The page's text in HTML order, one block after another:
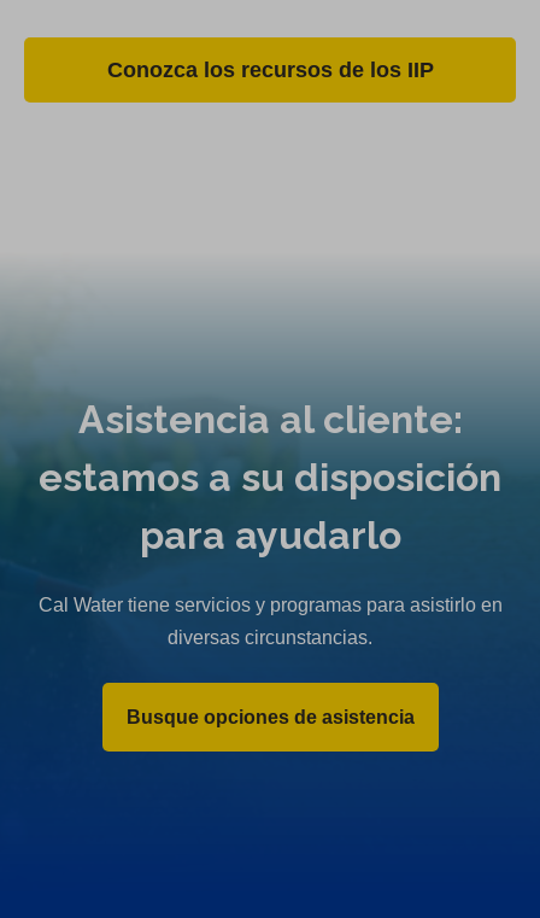
Conozca los recursos de los IIP
Asistencia al cliente:
estamos a su disposición
para ayudarlo
Cal Water tiene servicios y programas para asistirlo en
diversas circunstancias.
Busque opciones de asistencia